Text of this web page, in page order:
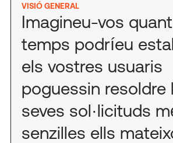
VISIÓ GENERAL
Imagineu-vos
temps podríeu
els vostres usuaris
poguessin resoldre
seves sol·licituds
senzilles ells